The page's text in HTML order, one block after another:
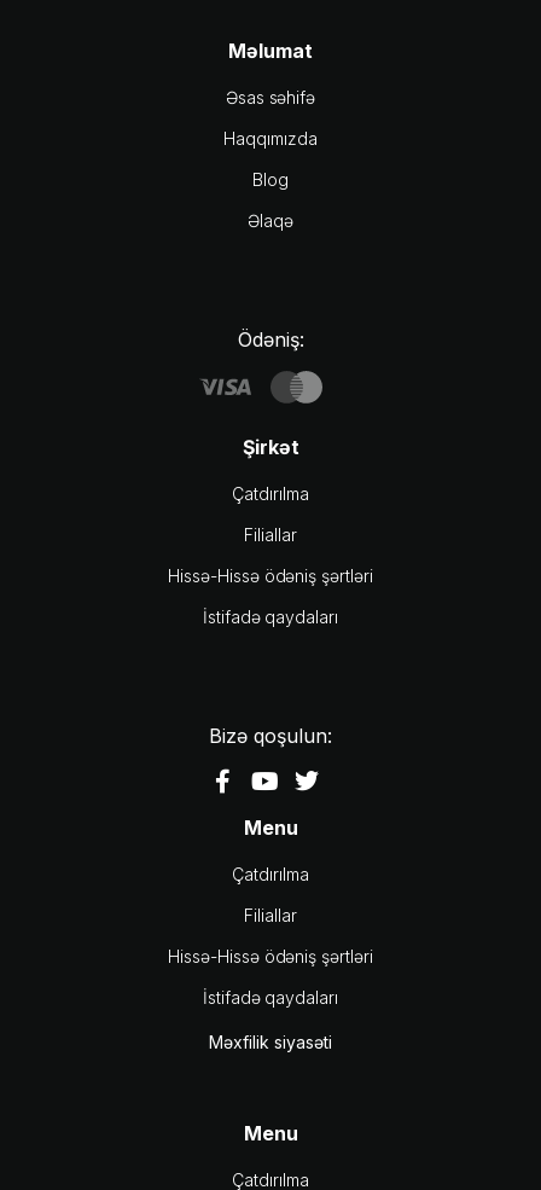
Məlumat
Əsas səhifə
Haqqımızda
Blog
Əlaqə
Ödəniş:
Şirkət
Çatdırılma
Filiallar
Hissə-Hissə ödəniş şərtləri
İstifadə qaydaları
Bizə qoşulun:
Menu
Çatdırılma
Filiallar
Hissə-Hissə ödəniş şərtləri
İstifadə qaydaları
Məxfilik siyasəti
Menu
Çatdırılma